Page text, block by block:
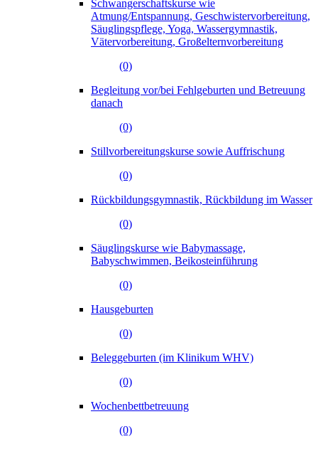
Schwangerschaftskurse wie
Atmung/Entspannung, Geschwistervorbereitung,
Säuglingspflege, Yoga, Wassergymnastik,
Vätervorbereitung, Großelternvorbereitung
(0)
Begleitung vor/bei Fehlgeburten und Betreuung
danach
(0)
Stillvorbereitungskurse sowie Auffrischung
(0)
Rückbildungsgymnastik, Rückbildung im Wasser
(0)
Säuglingskurse wie Babymassage,
Babyschwimmen, Beikosteinführung
(0)
Hausgeburten
(0)
Beleggeburten (im Klinikum WHV)
(0)
Wochenbettbetreuung
(0)